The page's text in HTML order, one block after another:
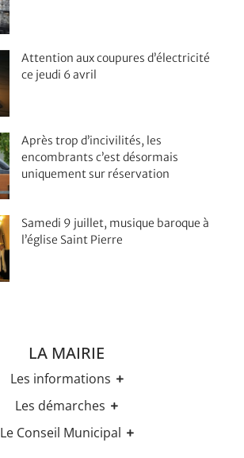
Attention aux coupures d’électricité
ce jeudi 6 avril
Après trop d’incivilités, les
encombrants c’est désormais
uniquement sur réservation
Samedi 9 juillet, musique baroque à
l’église Saint Pierre
LA MAIRIE
Les informations
Les horaires
Les élections
Les démarches
Etat-civil
Recensement militaire
Le Conseil Municipal